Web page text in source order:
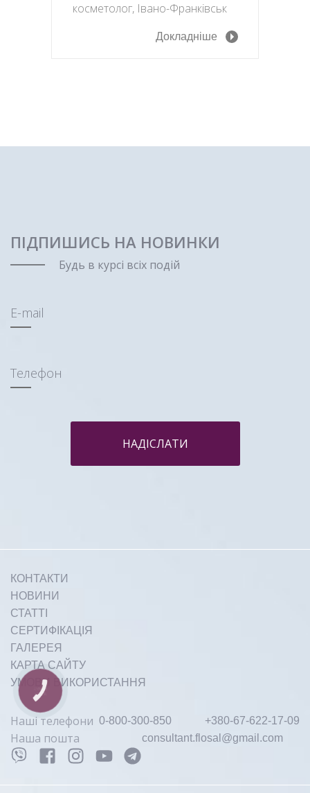
косметолог, Івано-Франківськ
Докладніше
ПІДПИШИСЬ НА НОВИНКИ
Будь в курсі всіх подій
E-mail
Телефон
НАДІСЛАТИ
КОНТАКТИ
НОВИНИ
СТАТТІ
СЕРТИФІКАЦІЯ
ГАЛЕРЕЯ
КАРТА САЙТУ
УМОВИ ВИКОРИСТАННЯ
Наші телефони 0-800-300-850 +380-67-622-17-09
Наша пошта consultant.flosal@gmail.com
КНОПКА
ЗВ'ЯЗКУ